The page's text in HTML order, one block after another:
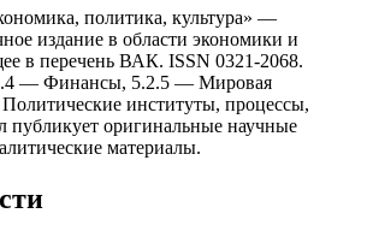
политика, культура» —
издание в области экономики и
в перечень ВАК. ISSN 0321-2068.
— Финансы, 5.2.5 — Мировая
институты, процессы,
публикует оригинальные научные
материалы.